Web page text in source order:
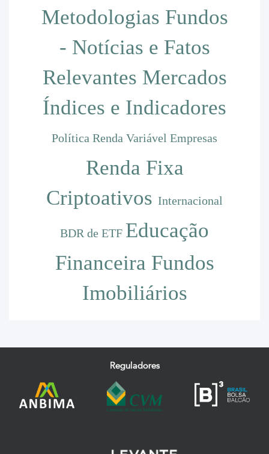
Metodologias Fundos
- Notícias e Fatos
Relevantes Mercados
Índices e Indicadores
Política Renda Variável Empresas
Renda Fixa
Criptoativos Internacional
BDR de ETF Educação
Financeira Fundos
Imobiliários
Reguladores